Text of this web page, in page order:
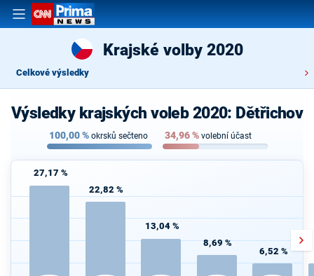
Krajské volby 2020
Celkové výsledky
Výsledky krajských voleb 2020: Dětřichov
100,00% okrsků sečteno 34,96% volební účast
27,17 %
22,82 %
13,04 %
8,69 %
6,52 %